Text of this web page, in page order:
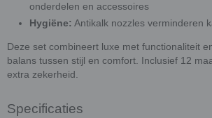
onderdelen en accessoires
Hygiëne: Antikalk nozzles verminderen
Deze set combineert luxe met functionaliteit
balans tussen stijl en comfort. Inclusief 12
extra zekerheid.
Specificaties